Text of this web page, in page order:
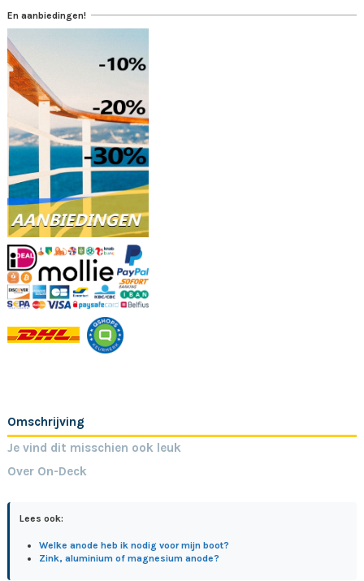
En aanbiedingen!
Omschrijving
Je vind dit misschien ook leuk
Over On-Deck
Lees ook:
Welke anode heb ik nodig voor mijn boot?
Zink, aluminium of magnesium anode?